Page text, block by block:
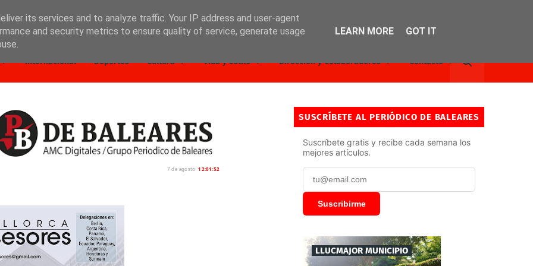
Internacional Deportes Cultura Vida y estilo Dirección y Colaboradores Contacto
7 de agosto 12:01:53
SUSCRÍBETE AL PERIÓDICO DE BALEARES
Suscríbete gratis y recibe cada semana los
mejores artículos.
Suscribirme
LLUCMAJOR MUNICIPIO
its services and to analyze traffic. Your IP address and user-agent
and security metrics to ensure quality of service, generate usage
LEARN MORE GOT IT